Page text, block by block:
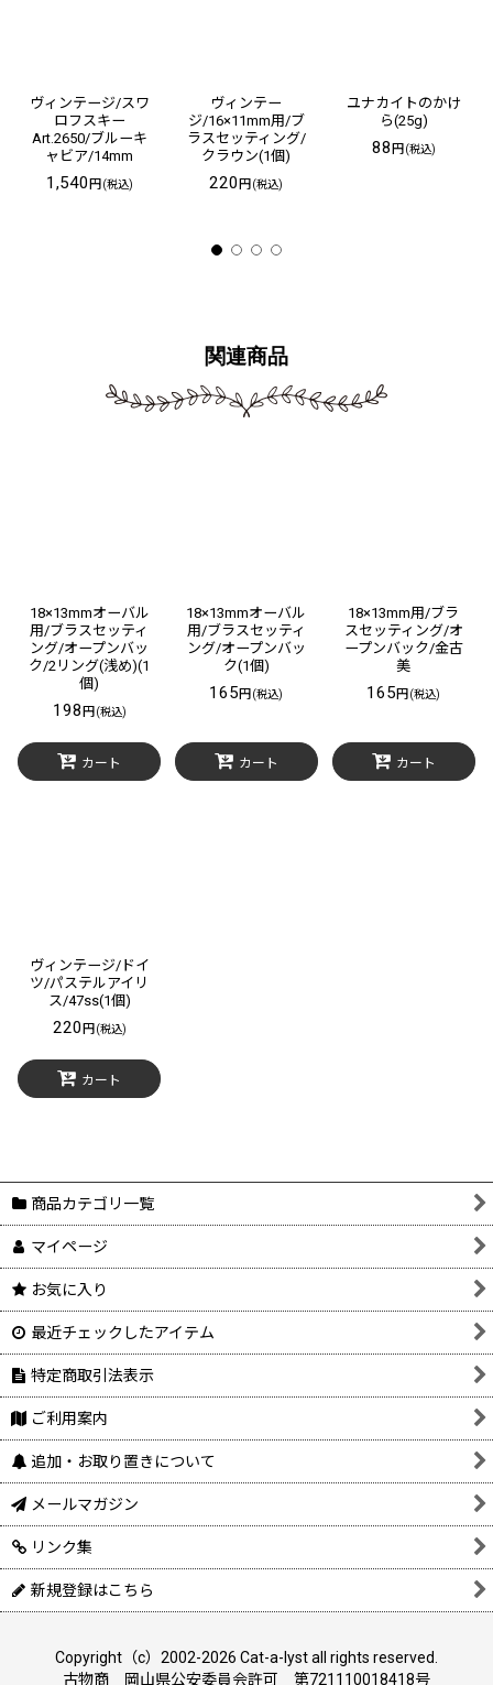
ヴィンテージ/スワ
ロフスキー
Art.2650/ブルーキ
ャビア/14mm
1,540円(税込)
ヴィンテー
ジ/16×11mm用/ブ
ラスセッティング/
クラウン(1個)
220円(税込)
ユナカイトのかけ
ら(25g)
88円(税込)
関連商品
18×13mmオーバル
用/ブラスセッティ
ング/オープンバッ
ク/2リング(浅め)(1
個)
198円(税込)
カート
18×13mmオーバル
用/ブラスセッティ
ング/オープンバッ
ク(1個)
165円(税込)
カート
18×13mm用/ブラ
スセッティング/オ
ープンバック/金古
美
165円(税込)
カート
ヴィンテージ/ドイ
ツ/パステルアイリ
ス/47ss(1個)
220円(税込)
カート
商品カテゴリ一覧
マイページ
お気に入り
最近チェックしたアイテム
特定商取引法表示
ご利用案内
追加・お取り置きについて
メールマガジン
リンク集
新規登録はこちら
Copyright（c）2002-2026 Cat-a-lyst all rights reserved.
古物商 岡山県公安委員会許可 第721110018418号